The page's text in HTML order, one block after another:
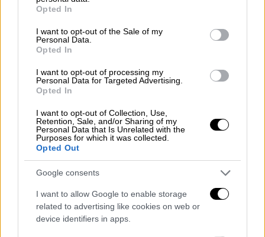
grant or deny consent to Google and its third-party tags to
use your data for below specified purposes in below Google
consent section.
Opted In
I want to opt-out of the Sale of my
Personal Data.
Opted In
I want to opt-out of processing my
Personal Data for Targeted Advertising.
Opted In
I want to opt-out of Collection, Use,
Retention, Sale, and/or Sharing of my
Personal Data that Is Unrelated with the
Purposes for which it was collected.
Opted Out
Google consents
I want to allow Google to enable storage
related to advertising like cookies on web or
device identifiers in apps.
στις ΗΠΑ (από όλες τις χώρες) νωρίτερα
μέσα στον μήνα και ήδη εξετάζει τα
αντίμετρα που θα λάβει για τους δασμούς
από τους ισχυρότερους κλάδους της
ευρωπαϊκής βιομηχανίας.
Το κρίσιμο μέγεθος για τιςΒρυξέλλες,
ωστόσο, θα είναι οι δασμοί που θα
ανακοινωθούν από τις ΗΠΑ την Τετάρτη, οι
οποίοι κατά την άποψη αξιωματούχων της
θα εφαρμοστούν οριζόντια σε όλες τις
εξαγωγές των χωρών-μελών της με έναν
ενιαίο συντελεστή.